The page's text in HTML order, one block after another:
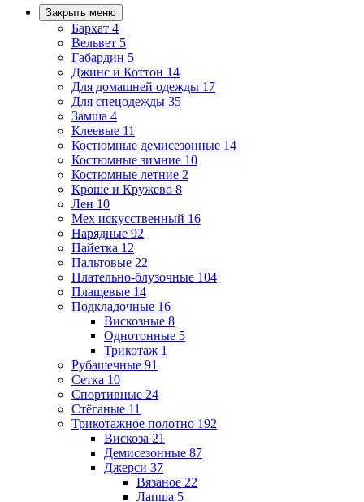
Закрыть меню
Бархат 4
Вельвет 5
Габардин 5
Джинс и Коттон 14
Для домашней одежды 17
Для спецодежды 35
Замша 4
Клеевые 11
Костюмные демисезонные 14
Костюмные зимние 10
Костюмные летние 2
Кроше и Кружево 8
Лен 10
Мех искусственный 16
Нарядные 92
Пайетка 12
Пальтовые 22
Плательно-блузочные 104
Плащевые 14
Подкладочные 16
Вискозные 8
Однотонные 5
Трикотаж 1
Рубашечные 91
Сетка 10
Спортивные 24
Стёганые 11
Трикотажное полотно 192
Вискоза 21
Демисезонные 87
Джерси 37
Вязаное 22
Лапша 5